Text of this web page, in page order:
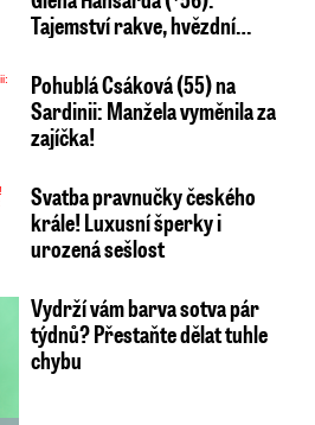
Tajemství rakve, hvězdní…
Pohublá Csáková (55) na
Sardinii: Manžela vyměnila za
zajíčka!
Svatba pravnučky českého
krále! Luxusní šperky i
urozená sešlost
Vydrží vám barva sotva pár
týdnů? Přestaňte dělat tuhle
chybu